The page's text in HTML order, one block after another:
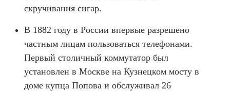
скручивания сигар.
В 1882 году в России впервые разрешено
частным лицам пользоваться телефонами.
Первый столичный коммутатор был
установлен в Москве на Кузнецком мосту в
доме купца Попова и обслуживал 26